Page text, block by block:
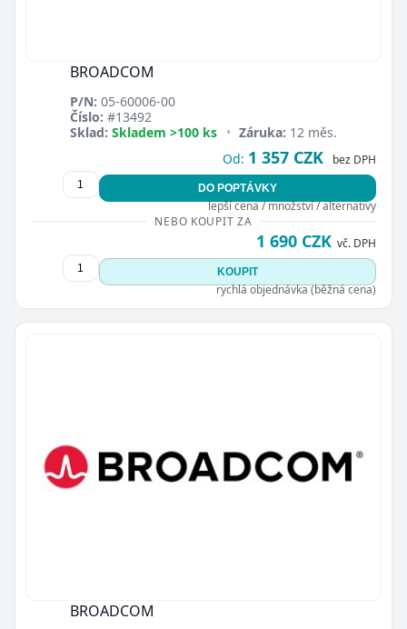
BROADCOM
P/N: 05-60006-00
Číslo: #13492
Sklad: Skladem >100 ks • Záruka: 12 měs.
Od: 1 357 CZK bez DPH
DO POPTÁVKY
lepší cena / množství / alternativy
NEBO KOUPIT ZA
1 690 CZK vč. DPH
KOUPIT
rychlá objednávka (běžná cena)
BROADCOM